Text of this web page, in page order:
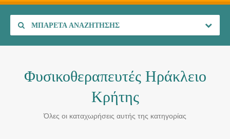
ΜΠΑΡΈΤΑ ΑΝΑΖΉΤΗΣΗΣ
Φυσικοθεραπευτές Ηράκλειο
Κρήτης
Όλες οι καταχωρήσεις αυτής της κατηγορίας